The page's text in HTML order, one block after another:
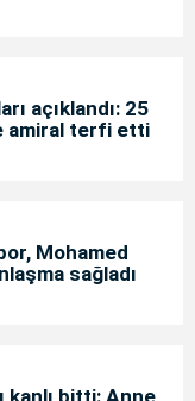
açıklandı: 25
amiral terfi etti
Mohamed
sağladı